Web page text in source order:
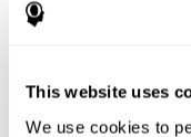
This website uses
We use cookies to
qui contient le
endoplasmique et
fonctions
cellule meurt